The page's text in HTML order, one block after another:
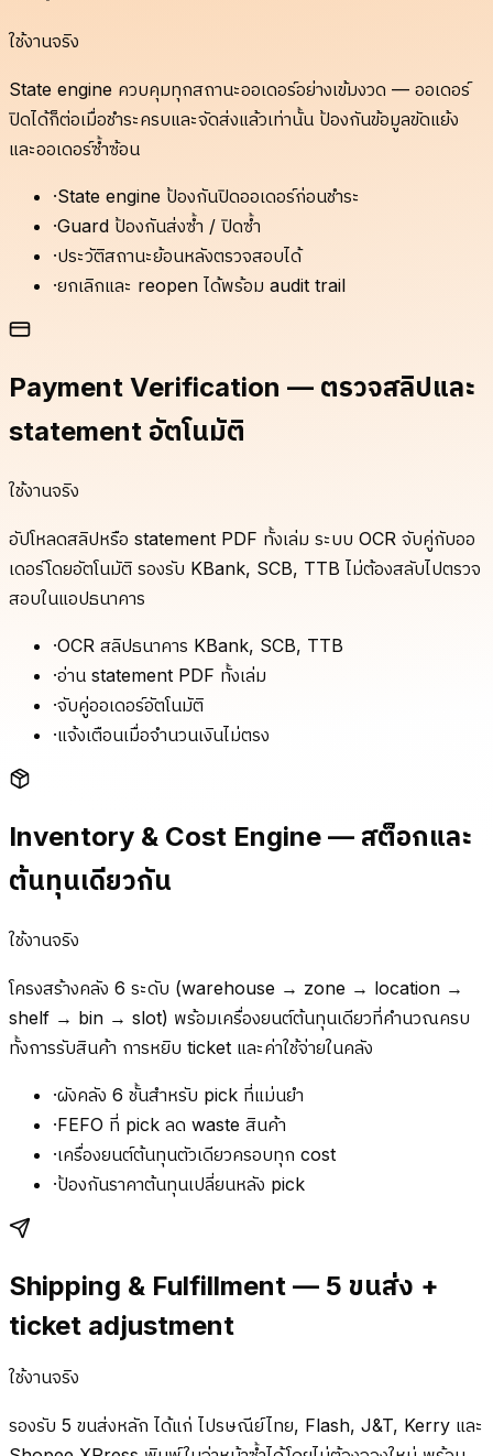
ใช้งานจริง
State engine ควบคุมทุกสถานะออเดอร์อย่างเข้มงวด — ออเดอร์
ปิดได้ก็ต่อเมื่อชำระครบและจัดส่งแล้วเท่านั้น ป้องกันข้อมูลขัดแย้ง
และออเดอร์ซ้ำซ้อน
·State engine ป้องกันปิดออเดอร์ก่อนชำระ
·Guard ป้องกันส่งซ้ำ / ปิดซ้ำ
·ประวัติสถานะย้อนหลังตรวจสอบได้
·ยกเลิกและ reopen ได้พร้อม audit trail
Payment Verification — ตรวจสลิปและ
statement อัตโนมัติ
ใช้งานจริง
อัปโหลดสลิปหรือ statement PDF ทั้งเล่ม ระบบ OCR จับคู่กับออ
เดอร์โดยอัตโนมัติ รองรับ KBank, SCB, TTB ไม่ต้องสลับไปตรวจ
สอบในแอปธนาคาร
·OCR สลิปธนาคาร KBank, SCB, TTB
·อ่าน statement PDF ทั้งเล่ม
·จับคู่ออเดอร์อัตโนมัติ
·แจ้งเตือนเมื่อจำนวนเงินไม่ตรง
Inventory & Cost Engine — สต็อกและ
ต้นทุนเดียวกัน
ใช้งานจริง
โครงสร้างคลัง 6 ระดับ (warehouse → zone → location →
shelf → bin → slot) พร้อมเครื่องยนต์ต้นทุนเดียวที่คำนวณครบ
ทั้งการรับสินค้า การหยิบ ticket และค่าใช้จ่ายในคลัง
·ผังคลัง 6 ชั้นสำหรับ pick ที่แม่นยำ
·FEFO ที่ pick ลด waste สินค้า
·เครื่องยนต์ต้นทุนตัวเดียวครอบทุก cost
·ป้องกันราคาต้นทุนเปลี่ยนหลัง pick
Shipping & Fulfillment — 5 ขนส่ง +
ticket adjustment
ใช้งานจริง
รองรับ 5 ขนส่งหลัก ได้แก่ ไปรษณีย์ไทย, Flash, J&T, Kerry และ